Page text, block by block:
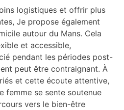
logistiques et offrir plus
Je propose également
autour du Mans. Cela
et accessible,
pendant les périodes post-
peut être contraignant. À
et cette écoute attentive,
femme se sente soutenue
vers le bien-être